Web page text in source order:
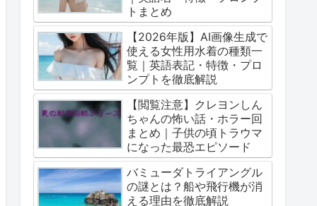
トまとめ
【2026年版】AI画像生成で
使える女性用水着の種類一
覧｜英語表記・特徴・プロ
ンプトを徹底解説
【閲覧注意】クレヨンしん
ちゃんの怖い話・ホラー回
まとめ｜子供の頃トラウマ
になった最恐エピソード
バミューダトライアングル
の謎とは？船や飛行機が消
える理由を徹底解説